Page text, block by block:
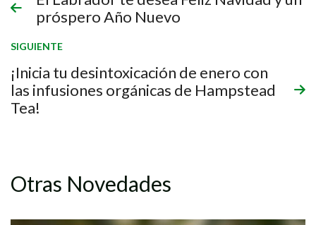
próspero Año Nuevo
SIGUIENTE
¡Inicia tu desintoxicación de enero con
las infusiones orgánicas de Hampstead
Tea!
Otras Novedades